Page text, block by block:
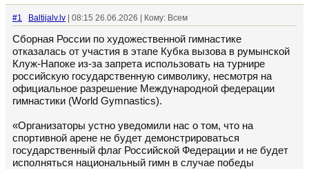
#1 Baltijalv.lv | 08:15 26.06.2026 | Кому: Всем
Сборная России по художественной гимнастике
отказалась от участия в этапе Кубка вызова в румынской
Клуж-Напоке из-за запрета использовать на турнире
российскую государственную символику, несмотря на
официальное разрешение Международной федерации
гимнастики (World Gymnastics).
«Организаторы устно уведомили нас о том, что на
спортивной арене не будет демонстрироваться
государственный флаг Российской Федерации и не будет
исполняться национальный гимн в случае победы